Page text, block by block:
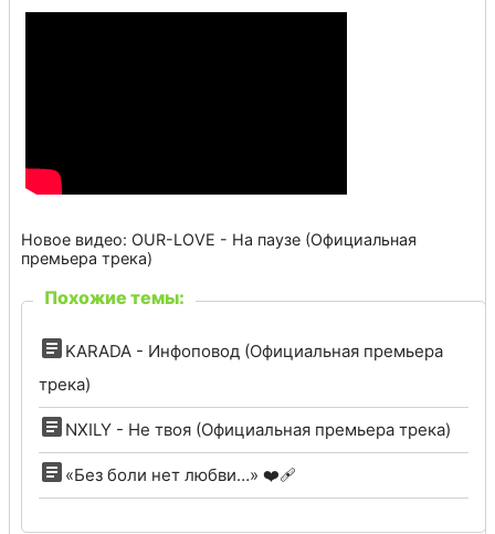
Новое видео: OUR-LOVE - На паузе (Официальная
премьера трека)
Похожие темы:
KARADA - Инфоповод (Официальная премьера
трека)
NXILY - Не твоя (Официальная премьера трека)
«Без боли нет любви…» ❤️‍🩹